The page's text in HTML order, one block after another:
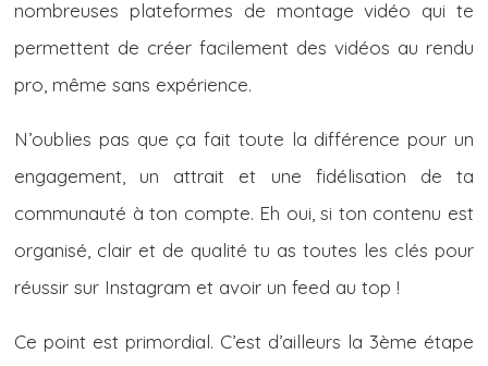
nombreuses plateformes de montage vidéo qui te
permettent de créer facilement des vidéos au rendu
pro, même sans expérience.
N’oublies pas que ça fait toute la différence pour un
engagement, un attrait et une fidélisation de ta
communauté à ton compte. Eh oui, si ton contenu est
organisé, clair et de qualité tu as toutes les clés pour
réussir sur Instagram et avoir un feed au top !
Ce point est primordial. C’est d’ailleurs la 3ème étape